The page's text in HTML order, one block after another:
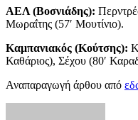
ΑΕΛ (Βοσνιάδης):
Μωραΐτης (57′ Μουτίνιο).
Καμπανιακός (Κούτσης):
Καθάριος), Σέχου (80′
Αναπαραγωγή άρθου από